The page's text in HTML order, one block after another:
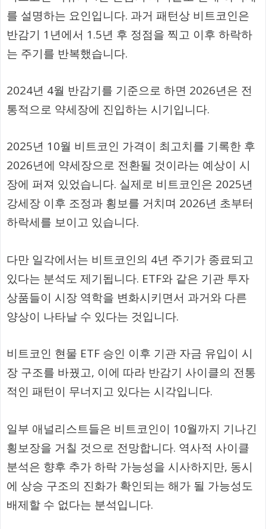
를 설명하는 요인입니다. 과거 패턴상 비트코인은
반감기 1년에서 1.5년 후 정점을 찍고 이후 하락하
는 주기를 반복했습니다.
2024년 4월 반감기를 기준으로 하면 2026년은 전
통적으로 약세장에 진입하는 시기입니다.
2025년 10월 비트코인 가격이 최고치를 기록한 후
2026년에 약세장으로 전환될 것이라는 예상이 시
장에 퍼져 있었습니다. 실제로 비트코인은 2025년
강세장 이후 조정과 횡보를 거치며 2026년 초부터
하락세를 보이고 있습니다.
다만 일각에서는 비트코인의 4년 주기가 종료되고
있다는 분석도 제기됩니다. ETF와 같은 기관 투자
상품들이 시장 역학을 변화시키면서 과거와 다른
양상이 나타날 수 있다는 것입니다.
비트코인 현물 ETF 승인 이후 기관 자금 유입이 시
장 구조를 바꿨고, 이에 따라 반감기 사이클의 전통
적인 패턴이 무너지고 있다는 시각입니다.
일부 애널리스트들은 비트코인이 10월까지 기나긴
횡보장을 거칠 것으로 전망합니다. 역사적 사이클
분석은 향후 추가 하락 가능성을 시사하지만, 동시
에 상승 구조의 진화가 확인되는 해가 될 가능성도
배제할 수 없다는 분석입니다.